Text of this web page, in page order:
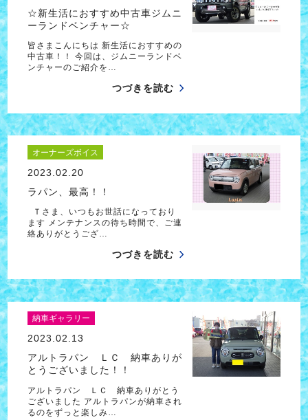
☆新生活におすすめ中古車ジムニ
ーランドベンチャー☆
皆さまこんにちは 新生活におすすめの
中古車！！ 今回は、ジムニーランドベ
ンチャーのご紹介を…
つづきを読む
オーナーズボイス
2023.02.20
ラパン、最高！！
Ｔさま、いつもお世話になっており
ます メンテナンスの待ち時間で、ご連
絡ありがとうござ…
つづきを読む
納車ギャラリー
2023.02.13
アルトラパン ＬＣ 納車ありが
とうございました！！
アルトラパン ＬＣ 納車ありがとう
ございました アルトラパンが納車され
るのをずっと楽しみ…